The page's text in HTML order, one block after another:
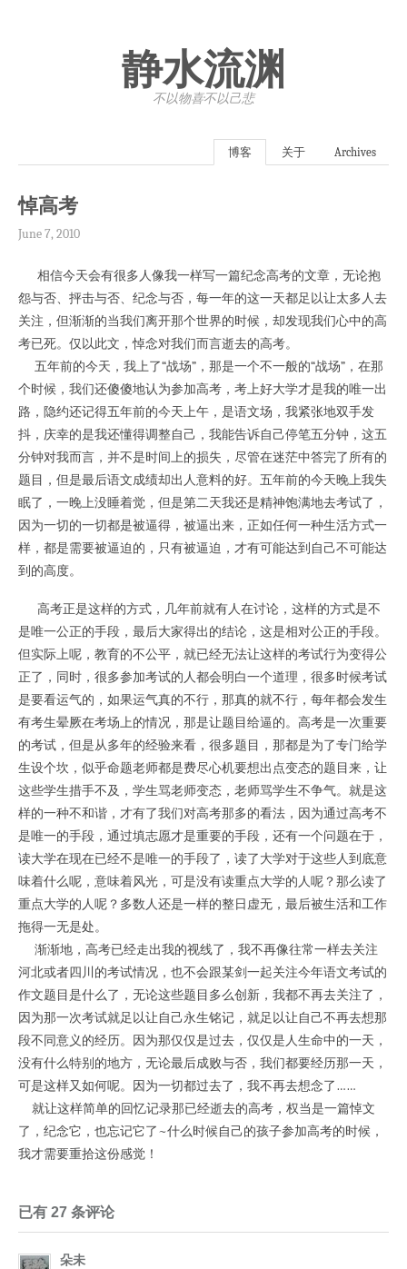
静水流渊
不以物喜·不以己悲
博客 关于 Archives
悼高考
June 7, 2010
相信今天会有很多人像我一样写一篇纪念高考的文章，无论抱
怨与否、抨击与否、纪念与否，每一年的这一天都足以让太多人去
关注，但渐渐的当我们离开那个世界的时候，却发现我们心中的高
考已死。仅以此文，悼念对我们而言逝去的高考。
五年前的今天，我上了“战场”，那是一个不一般的“战场”，在那
个时候，我们还傻傻地认为参加高考，考上好大学才是我的唯一出
路，隐约还记得五年前的今天上午，是语文场，我紧张地双手发
抖，庆幸的是我还懂得调整自己，我能告诉自己停笔五分钟，这五
分钟对我而言，并不是时间上的损失，尽管在迷茫中答完了所有的
题目，但是最后语文成绩却出人意料的好。五年前的今天晚上我失
眠了，一晚上没睡着觉，但是第二天我还是精神饱满地去考试了，
因为一切的一切都是被逼得，被逼出来，正如任何一种生活方式一
样，都是需要被逼迫的，只有被逼迫，才有可能达到自己不可能达
到的高度。
高考正是这样的方式，几年前就有人在讨论，这样的方式是不
是唯一公正的手段，最后大家得出的结论，这是相对公正的手段。
但实际上呢，教育的不公平，就已经无法让这样的考试行为变得公
正了，同时，很多参加考试的人都会明白一个道理，很多时候考试
是要看运气的，如果运气真的不行，那真的就不行，每年都会发生
有考生晕厥在考场上的情况，那是让题目给逼的。高考是一次重要
的考试，但是从多年的经验来看，很多题目，那都是为了专门给学
生设个坎，似乎命题老师都是费尽心机要想出点变态的题目来，让
这些学生措手不及，学生骂老师变态，老师骂学生不争气。就是这
样的一种不和谐，才有了我们对高考那多的看法，因为通过高考不
是唯一的手段，通过填志愿才是重要的手段，还有一个问题在于，
读大学在现在已经不是唯一的手段了，读了大学对于这些人到底意
味着什么呢，意味着风光，可是没有读重点大学的人呢？那么读了
重点大学的人呢？多数人还是一样的整日虚无，最后被生活和工作
拖得一无是处。
渐渐地，高考已经走出我的视线了，我不再像往常一样去关注
河北或者四川的考试情况，也不会跟某剑一起关注今年语文考试的
作文题目是什么了，无论这些题目多么创新，我都不再去关注了，
因为那一次考试就足以让自己永生铭记，就足以让自己不再去想那
段不同意义的经历。因为那仅仅是过去，仅仅是人生命中的一天，
没有什么特别的地方，无论最后成败与否，我们都要经历那一天，
可是这样又如何呢。因为一切都过去了，我不再去想念了……
就让这样简单的回忆记录那已经逝去的高考，权当是一篇悼文
了，纪念它，也忘记它了~什么时候自己的孩子参加高考的时候，
我才需要重拾这份感觉！
已有 27 条评论
朵未